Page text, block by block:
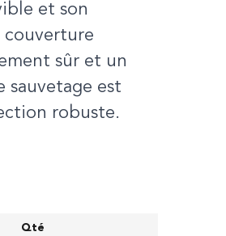
et son
couverture
sûr et un
sauvetage est
robuste.
Qté